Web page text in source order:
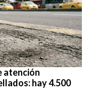
atención
hay 4.500